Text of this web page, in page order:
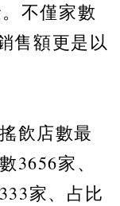
不僅家數
售額更是以
飲店數最
3656家、
家、占比